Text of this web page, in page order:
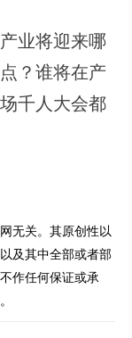
业将迎来哪
？谁将在产
千人大会都
无关。其原创性以
及其中全部或者部
作任何保证或承